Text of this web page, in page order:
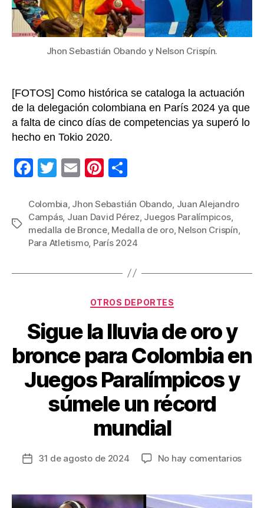
Jhon Sebastián Obando y Nelson Crispín.
[FOTOS] Como histórica se cataloga la actuación
de la delegación colombiana en París 2024 ya que
a falta de cinco días de competencias ya superó lo
hecho en Tokio 2020.
F
c
e
b
o
T
tt
er
E
ail
Pi
er
e
st
m
p
ar
Etiquetas
Colombia, Jhon Sebastián Obando, Juan Alejandro
Campás, Juan David Pérez, Juegos Paralímpicos,
medalla de Bronce, Medalla de oro, Nelson Crispín,
Para Atletismo, París 2024
Categorías
OTROS DEPORTES
Sigue la lluvia de oro y
bronce para Colombia en
Juegos Paralímpicos y
súmele un récord
mundial
Fecha
entrada
31 de agosto de 2024 No hay comentariosen
lluvia